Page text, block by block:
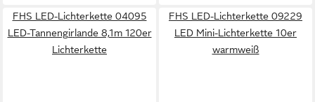
FHS LED-Lichterkette 04095
LED-Tannengirlande 8,1m 120er
Lichterkette
FHS LED-Lichterkette 09229
LED Mini-Lichterkette 10er
warmweiß